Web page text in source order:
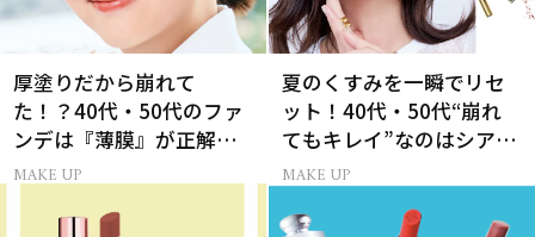
厚塗りだから崩れて
た！？40代・50代のファ
ンデは『薄膜』が正解で
した
MAKE UP
夏のくすみを一瞬でリセ
ット！40代・50代“崩れ
てもキレイ”なのはシアー
ピンクの目元
MAKE UP